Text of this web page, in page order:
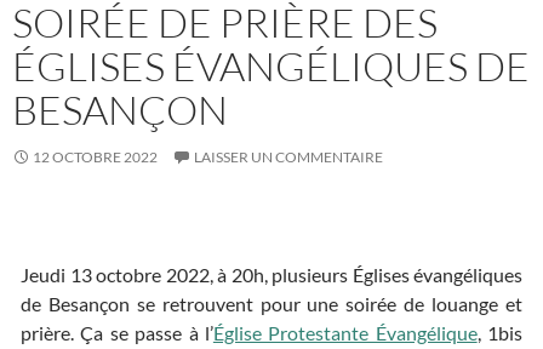
SOIRÉE DE PRIÈRE DES
ÉGLISES ÉVANGÉLIQUES DE
BESANÇON
12 OCTOBRE 2022 LAISSER UN COMMENTAIRE
Jeudi 13 octobre 2022, à 20h, plusieurs Églises évangéliques
de Besançon se retrouvent pour une soirée de louange et
prière. Ça se passe à l’Église Protestante Évangélique, 1bis